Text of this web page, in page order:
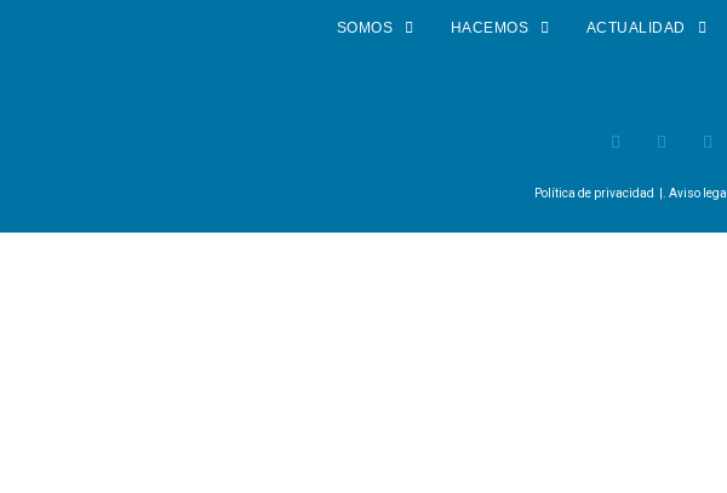
SOMOS HACEMOS ACTUALIDAD
Política de privacidad |. Aviso legal